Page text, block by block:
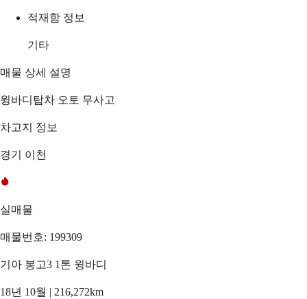
적재함 정보
기타
매물 상세 설명
윙바디탑차 오토 무사고
차고지 정보
경기 이천
실매물
매물번호: 199309
기아 봉고3 1톤 윙바디
18년 10월 | 216,272km